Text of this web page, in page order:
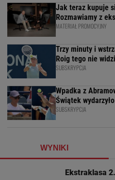
Jak teraz kupuje
Rozmawiamy z
MATERIAŁ PROMOCYJNY
Trzy minuty i
Roig tego nie
SUBSKRYPCJA
Wpadka z
Świątek
SUBSKRYPCJA
WYNIKI
Ekstraklasa